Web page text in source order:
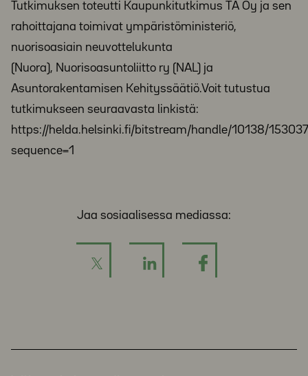
Tutkimuksen toteutti Kaupunkitutkimus TA Oy ja sen
rahoittajana toimivat ympäristöministeriö,
nuorisoasiain neuvottelukunta
(Nuora), Nuorisoasuntoliitto ry (NAL) ja
Asuntorakentamisen Kehityssäätiö.Voit tutustua
tutkimukseen seuraavasta linkistä:
https://helda.helsinki.fi/bitstream/handle/10138/
sequence=1
Jaa sosiaalisessa mediassa: